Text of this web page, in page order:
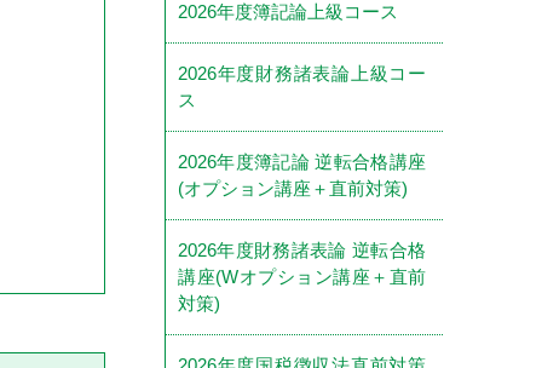
2026年度簿記論上級コース
2026年度財務諸表論上級コー
ス
2026年度簿記論 逆転合格講座
(オプション講座＋直前対策)
2026年度財務諸表論 逆転合格
講座(Wオプション講座＋直前
対策)